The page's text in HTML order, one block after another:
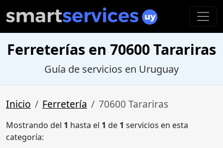
Ferreterías en 70600 Tarariras
Guía de servicios en Uruguay
Inicio Ferretería 70600 Tarariras
Mostrando del 1 hasta el 1 de 1 servicios en esta
categoría: